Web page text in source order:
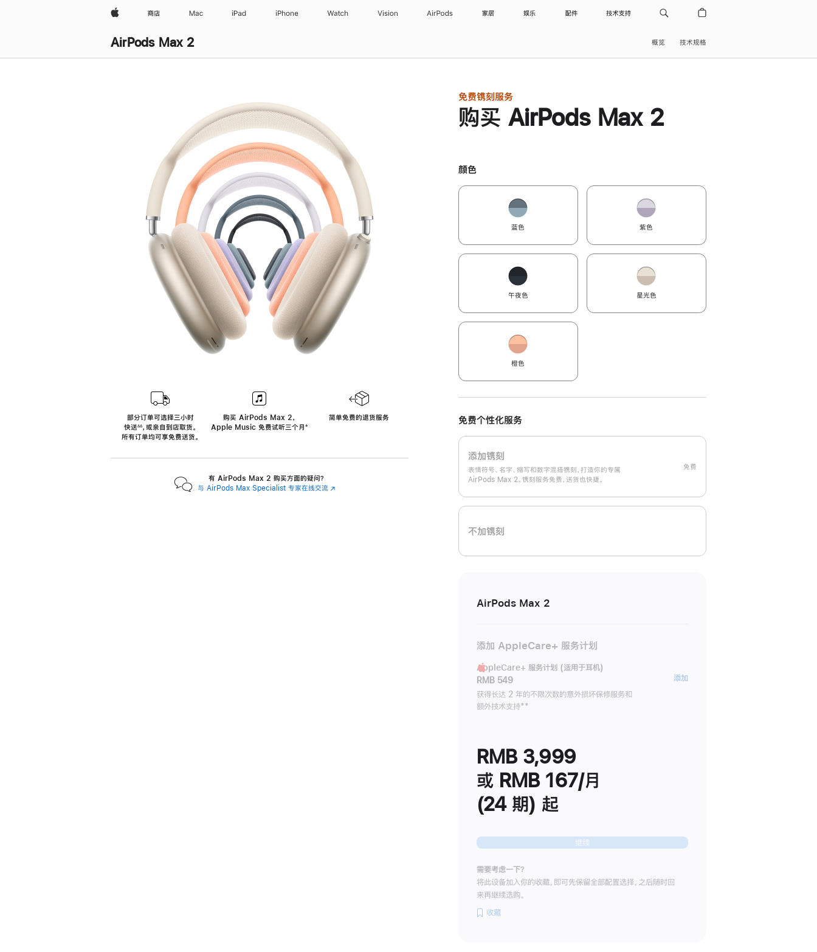
Apple 商店 Mac iPad iPhone Watch Vision AirPods 家居 娱乐 配件 技术支持
AirPods Max 2 概览 技术规格
AirPods Max 2
部分订单可选择三小时
快送
${translate.store.a11y.footnote}
∆∆， 或亲自到店取货。
所有订单均可享免费送货。
购买 AirPods Max 2，
Apple Music 免费试听三个月‍脚
‍⁺
简单免费的退货服务
有 AirPods Max 2 购买方面的疑问？
与 AirPods Max Specialist 专家在线交流 (在
免费镌刻服务
购买 AirPods Max 2
颜色
蓝色 紫色
午夜色 星光色
橙色
免费个性化服务
添加镌刻
表情符号、名字、缩写和数字混搭镌刻，打造你的专属
AirPods Max 2。镌刻服务免费，送货也快捷。
免费
不加镌刻
AirPods Max 2
添加 AppleCare+ 服务计划
AppleCare+ 服务计划 (适用于耳机)
RMB 549
获得长达 2 年的不限次数的意外损坏保修服务和
额外技术支持脚
**
添加AppleCare+
RMB 3,999
或 RMB 167/月
(24 期) 起
继续
需要考虑一下？
将此设备加入你的收藏，即可先保留全部配置选择，之后随时回
来再继续选购。
收藏